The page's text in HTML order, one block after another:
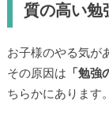
質の高い勉
お子様のやる気が
その原因は 「勉強
ちらかにあります。